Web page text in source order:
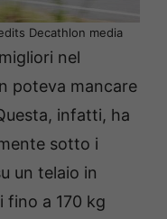
Decathlon media
nel
poteva mancare
infatti, ha
sotto i
un telaio in
fino a 170 kg